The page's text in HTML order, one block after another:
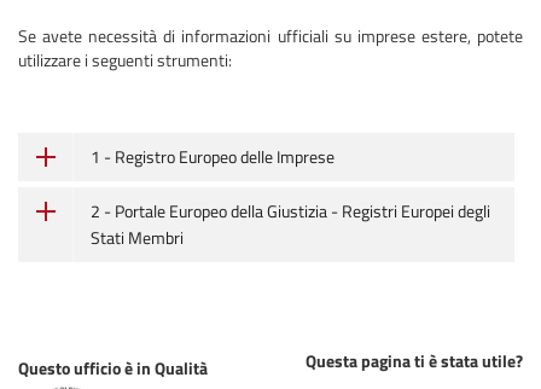
Se avete necessità di informazioni ufficiali su imprese estere, potete
utilizzare i seguenti strumenti:
1 - Registro Europeo delle Imprese
2 - Portale Europeo della Giustizia - Registri Europei degli
Stati Membri
Questa pagina ti è stata utile?
Questo ufficio è in Qualità